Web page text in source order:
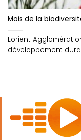
Mois de la
Lorient
développement